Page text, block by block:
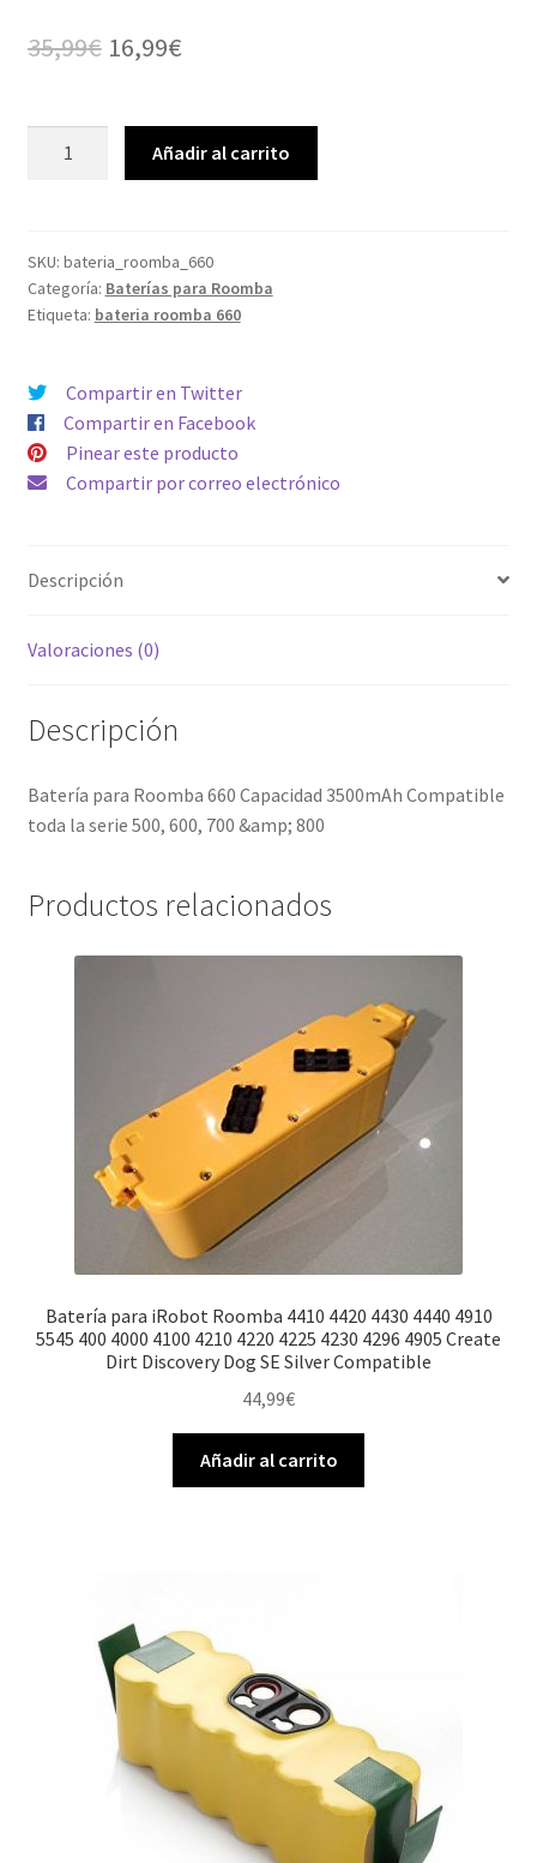
35,99€ El
original
era:
16,99€El
actual
es:
Capacidad
3500mAh
Compatible
la
serie
500,
600,
cantidad
Añadir al carrito
SKU: bateria_roomba_660
Categoría: Baterías para Roomba
Etiqueta: bateria roomba 660
Compartir en Twitter
Compartir en Facebook
Pinear este producto
Compartir por correo electrónico
Descripción
Valoraciones (0)
Descripción
Batería para Roomba 660 Capacidad 3500mAh Compatible
toda la serie 500, 600, 700 &amp; 800
Productos relacionados
Batería para iRobot Roomba 4410 4420 4430 4440 4910
5545 400 4000 4100 4210 4220 4225 4230 4296 4905 Create
Dirt Discovery Dog SE Silver Compatible
44,99€
Añadir al carrito